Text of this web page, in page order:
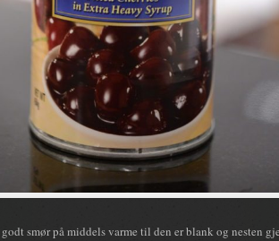
smør på middels varme til den er blank og nesten